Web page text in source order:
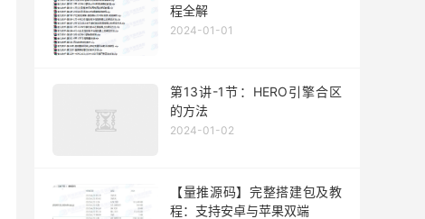
程全解
2024-01-01
第13讲-1节：HERO引擎合区
的方法
2024-01-02
【量推源码】完整搭建包及教
程：支持安卓与苹果双端